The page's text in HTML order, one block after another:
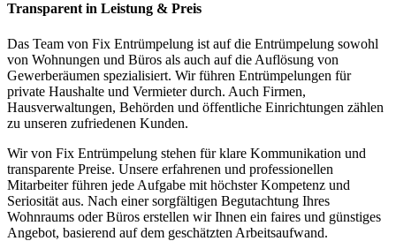
Transparent in Leistung & Preis
Das Team von Fix Entrümpelung ist auf die Entrümpelung sowohl
von Wohnungen und Büros als auch auf die Auflösung von
Gewerberäumen spezialisiert. Wir führen Entrümpelungen für
private Haushalte und Vermieter durch. Auch Firmen,
Hausverwaltungen, Behörden und öffentliche Einrichtungen zählen
zu unseren zufriedenen Kunden.
Wir von Fix Entrümpelung stehen für klare Kommunikation und
transparente Preise. Unsere erfahrenen und professionellen
Mitarbeiter führen jede Aufgabe mit höchster Kompetenz und
Seriosität aus. Nach einer sorgfältigen Begutachtung Ihres
Wohnraums oder Büros erstellen wir Ihnen ein faires und günstiges
Angebot, basierend auf dem geschätzten Arbeitsaufwand.